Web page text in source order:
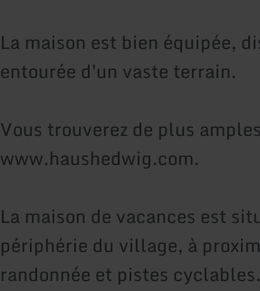
La maison est bien équipée,
entourée d'un vaste terrain.
Vous trouverez de plus
www.haushedwig.com.
La maison de vacances est
périphérie du village, à
randonnée et pistes